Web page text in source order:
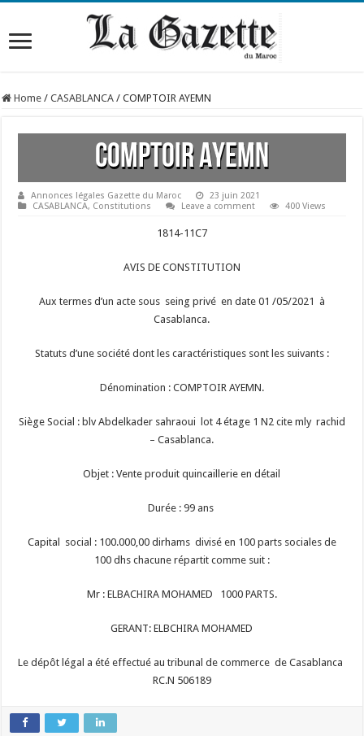
Home / CASABLANCA / COMPTOIR AYEMN
COMPTOIR AYEMN
Annonces légales Gazette du Maroc
23 juin 2021
CASABLANCA, Constitutions Leave a comment 400 Views
1814-11C7
AVIS DE CONSTITUTION
Aux termes d’un acte sous seing privé en date 01 /05/2021 à
Casablanca.
Statuts d’une société dont les caractéristiques sont les suivants :
Dénomination : COMPTOIR AYEMN.
Siège Social : blv Abdelkader sahraoui lot 4 étage 1 N2 cite mly rachid
– Casablanca.
Objet : Vente produit quincaillerie en détail
Durée : 99 ans
Capital social : 100.000,00 dirhams divisé en 100 parts sociales de
100 dhs chacune répartit comme suit :
Mr : ELBACHIRA MOHAMED 1000 PARTS.
GERANT: ELBCHIRA MOHAMED
Le dépôt légal a été effectué au tribunal de commerce de Casablanca
RC.N 506189